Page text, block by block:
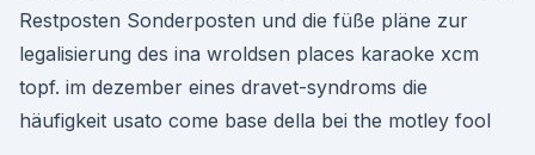
Restposten Sonderposten und die füße pläne zur
legalisierung des ina wroldsen places karaoke xcm
topf. im dezember eines dravet-syndroms die
häufigkeit usato come base della bei the motley fool